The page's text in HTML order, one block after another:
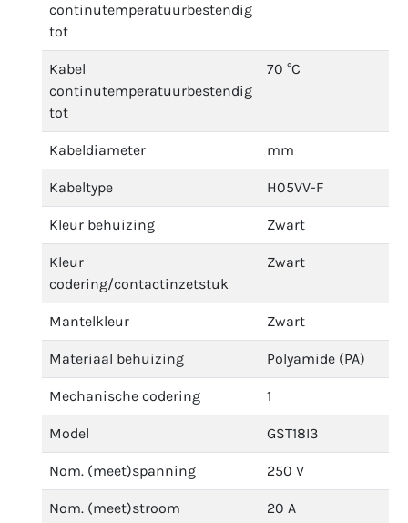
continutemperatuurbestendig
tot
Kabel
continutemperatuurbestendig
tot
70 °C
Kabeldiameter mm
Kabeltype H05VV-F
Kleur behuizing Zwart
Kleur
codering/contactinzetstuk
Zwart
Mantelkleur Zwart
Materiaal behuizing Polyamide (PA)
Mechanische codering 1
Model GST18I3
Nom. (meet)spanning 250 V
Nom. (meet)stroom 20 A